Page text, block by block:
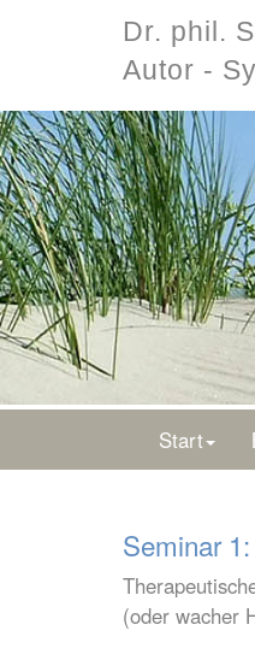
Dr. phil.
Autor -
Start
Seminar
(oder wacher